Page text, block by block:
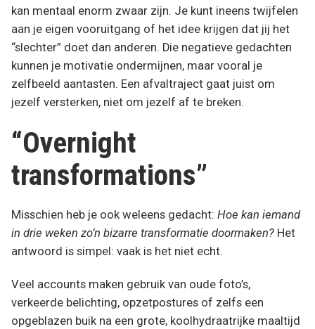
kan mentaal enorm zwaar zijn. Je kunt ineens twijfelen
aan je eigen vooruitgang of het idee krijgen dat jij het
“slechter” doet dan anderen. Die negatieve gedachten
kunnen je motivatie ondermijnen, maar vooral je
zelfbeeld aantasten. Een afvaltraject gaat juist om
jezelf versterken, niet om jezelf af te breken.
“Overnight
transformations”
Misschien heb je ook weleens gedacht: Hoe kan iemand
in drie weken zo’n bizarre transformatie doormaken? Het
antwoord is simpel: vaak is het niet echt.
Veel accounts maken gebruik van oude foto’s,
verkeerde belichting, opzetpostures of zelfs een
opgeblazen buik na een grote, koolhydraatrijke maaltijd